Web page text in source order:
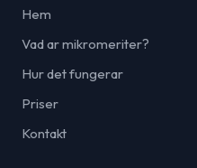
Hem
Vad ar mikromeriter?
Hur det fungerar
Priser
Kontakt